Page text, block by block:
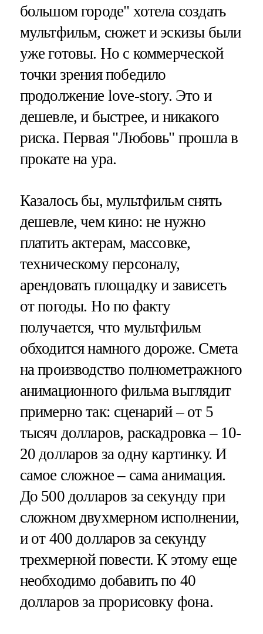
большом городе" хотела создать
мультфильм, сюжет и эскизы были
уже готовы. Но с коммерческой
точки зрения победило
продолжение love-story. Это и
дешевле, и быстрее, и никакого
риска. Первая "Любовь" прошла в
прокате на ура.
Казалось бы, мультфильм снять
дешевле, чем кино: не нужно
платить актерам, массовке,
техническому персоналу,
арендовать площадку и зависеть
от погоды. Но по факту
получается, что мультфильм
обходится намного дороже. Смета
на производство полнометражного
анимационного фильма выглядит
примерно так: сценарий – от 5
тысяч долларов, раскадровка – 10-
20 долларов за одну картинку. И
самое сложное – сама анимация.
До 500 долларов за секунду при
сложном двухмерном исполнении,
и от 400 долларов за секунду
трехмерной повести. К этому еще
необходимо добавить по 40
долларов за прорисовку фона.